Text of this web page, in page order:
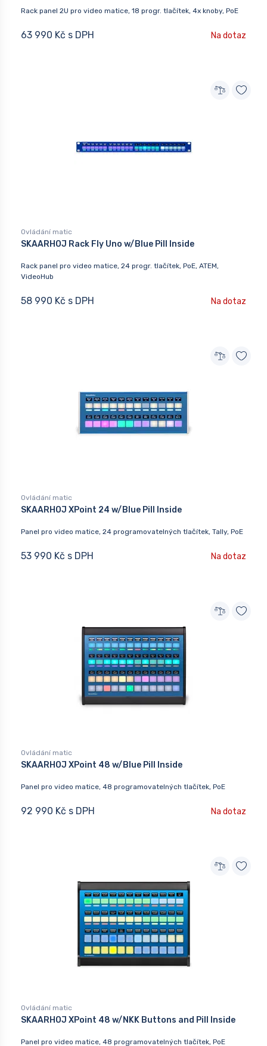
Rack panel 2U pro video matice, 18 progr. tlačítek, 4x knoby, PoE
63 990 Kč s DPH Na dotaz
Ovládání matic
SKAARHOJ Rack Fly Uno w/Blue Pill Inside
Rack panel pro video matice, 24 progr. tlačítek, PoE, ATEM,
VideoHub
58 990 Kč s DPH Na dotaz
Ovládání matic
SKAARHOJ XPoint 24 w/Blue Pill Inside
Panel pro video matice, 24 programovatelných tlačítek, Tally, PoE
53 990 Kč s DPH Na dotaz
Ovládání matic
SKAARHOJ XPoint 48 w/Blue Pill Inside
Panel pro video matice, 48 programovatelných tlačítek, PoE
92 990 Kč s DPH Na dotaz
Ovládání matic
SKAARHOJ XPoint 48 w/NKK Buttons and Pill Inside
Panel pro video matice, 48 programovatelných tlačítek, PoE